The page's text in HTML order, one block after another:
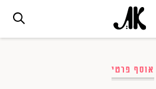
אוסף פרטי